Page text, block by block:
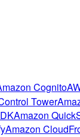
Cognito
Tower
Amazon
Amazon